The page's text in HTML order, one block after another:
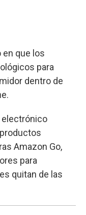
en que los
para
dentro de
electrónico
Amazon Go,
para
quitan de las